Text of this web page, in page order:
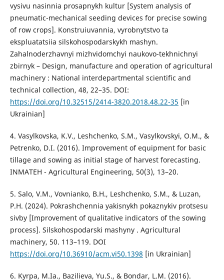
vysivu nasinnia prosapnykh kultur [System analysis of
pneumatic-mechanical seeding devices for precise sowing
of row crops]. Konstruiuvannia, vyrobnytstvo ta
ekspluatatsiia silskohospodarskykh mashyn.
Zahalnoderzhavnyi mizhvidomchyi naukovo-tekhnichnyi
zbirnyk – Design, manufacture and operation of agricultural
machinery : National interdepartmental scientific and
technical collection, 48, 22–35. DOI:
https://doi.org/10.32515/2414-3820.2018.48.22-35 [in
Ukrainian]
4. Vasylkovska, K.V., Leshchenko, S.M., Vasylkovskyi, O.M., &
Petrenko, D.I. (2016). Improvement of equipment for basic
tillage and sowing as initial stage of harvest forecasting.
INMATEH - Agricultural Engineering, 50(3), 13–20.
5. Salo, V.M., Vovnianko, B.H., Leshchenko, S.M., & Luzan,
P.H. (2024). Pokrashchennia yakisnykh pokaznykiv protsesu
sivby [Improvement of qualitative indicators of the sowing
process]. Silskohospodarski mashyny . Agricultural
machinery, 50. 113–119. DOI
https://doi.org/10.36910/acm.vi50.1398 [in Ukrainian]
6. Kyrpa, M.Ia., Bazilieva, Yu.S., & Bondar, L.M. (2016).